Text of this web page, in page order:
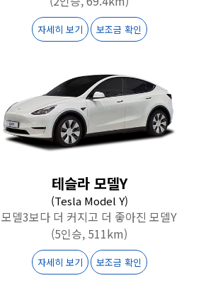
자세히 보기 보조금 확인
테슬라 모델Y
(Tesla Model Y)
모델3보다 더 커지고 더 좋아진 모델Y
(5인승, 511km)
자세히 보기 보조금 확인